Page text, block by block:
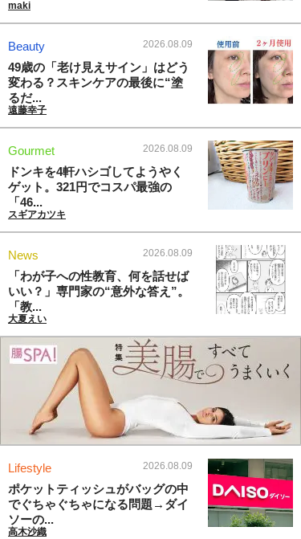
maki
Beauty 2026.08.09
49歳の「老け見えサイン」はどう
変わる？スキンケアの最後に“塗
るだ...
遠藤幸子
Gourmet 2026.08.09
ドンキを4軒ハシゴしてようやく
ゲット。321円でコスパ最強の
「46...
スギアカツキ
News 2026.08.09
「わが子への性教育、何を話せば
いい？」専門家の“意外な答え”。
「教...
大夏えい
Lifestyle 2026.08.09
ポケットティッシュがバッグの中
でぐちゃぐちゃになる問題→ダイ
ソーの...
高木沙織